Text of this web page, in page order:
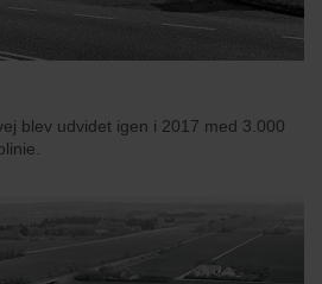
blev udvidet igen i 2017 med 3.000